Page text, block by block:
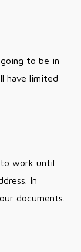
to be in
have limited
work until
In
documents.